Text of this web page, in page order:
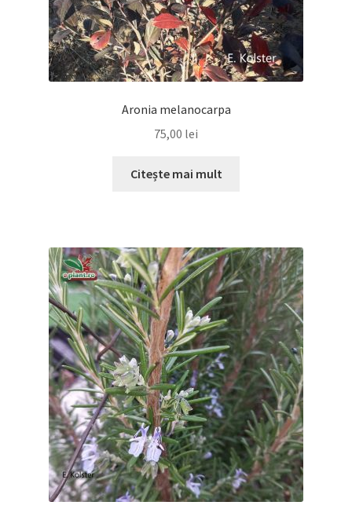
Aronia melanocarpa
75,00 lei
Citește mai mult